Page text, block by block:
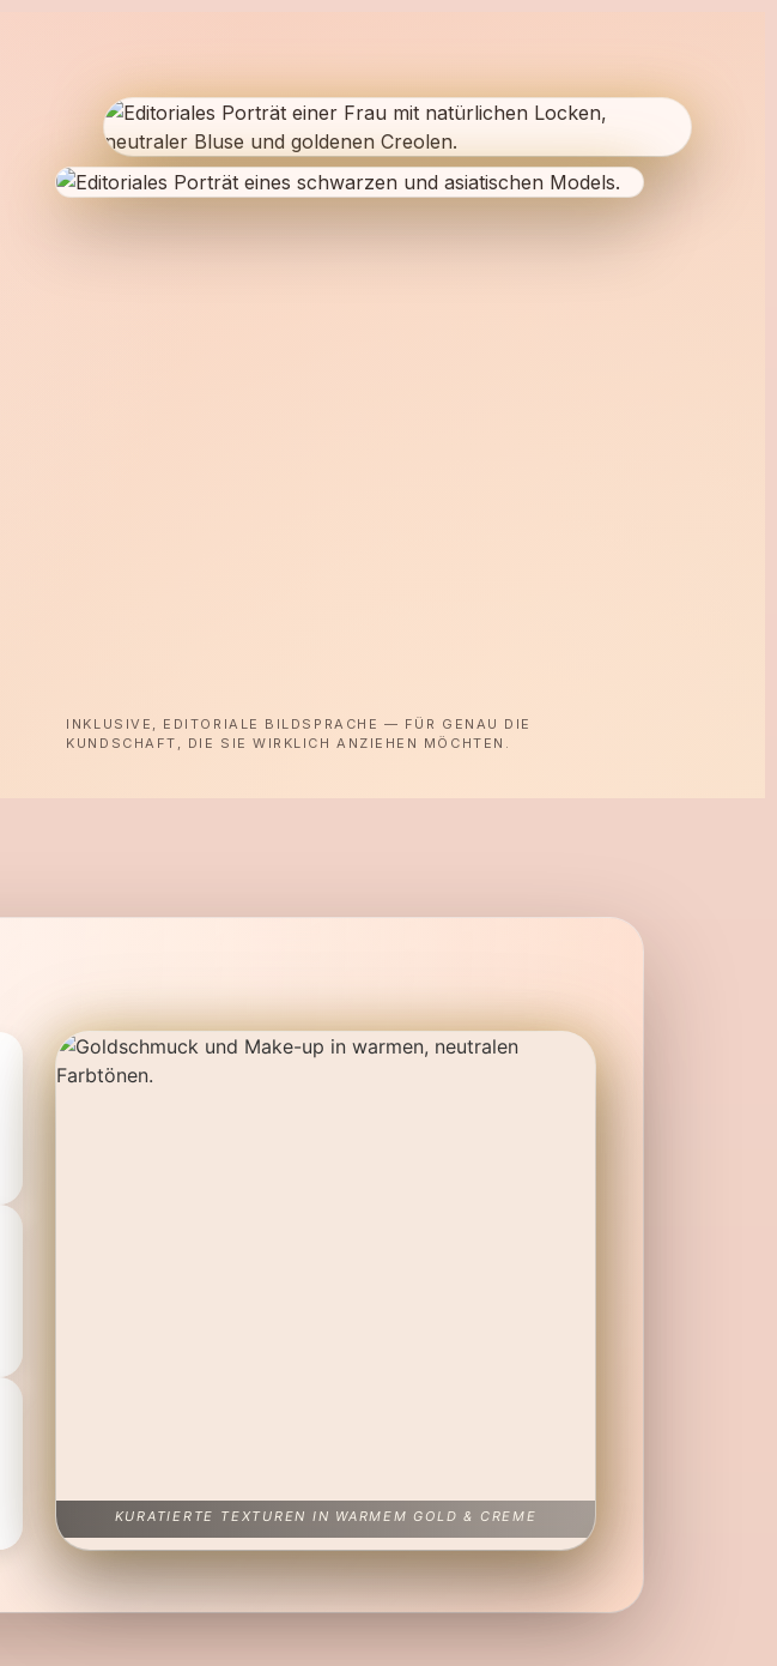
INKLUSIVE, EDITORIALE BILDSPRACHE — FÜR GENAU DIE
KUNDSCHAFT, DIE SIE WIRKLICH ANZIEHEN MÖCHTEN.
KURATIERTE TEXTUREN IN WARMEM GOLD & CREME